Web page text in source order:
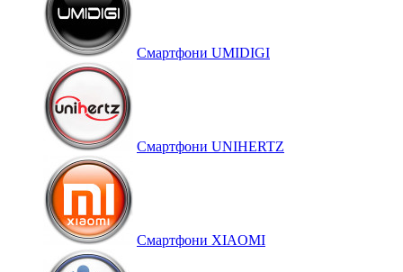
Смартфони UMIDIGI
Смартфони UNIHERTZ
Смартфони XIAOMI